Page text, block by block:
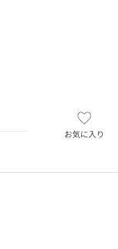
お気に入り